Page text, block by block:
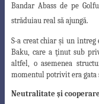
Bandar Abass de pe
străduiau real să ajungă.
S-a creat chiar şi un întreg
Baku, care a ţinut sub
altfel, o asemenea
momentul potrivit era gata
Neutralitate şi cooperare